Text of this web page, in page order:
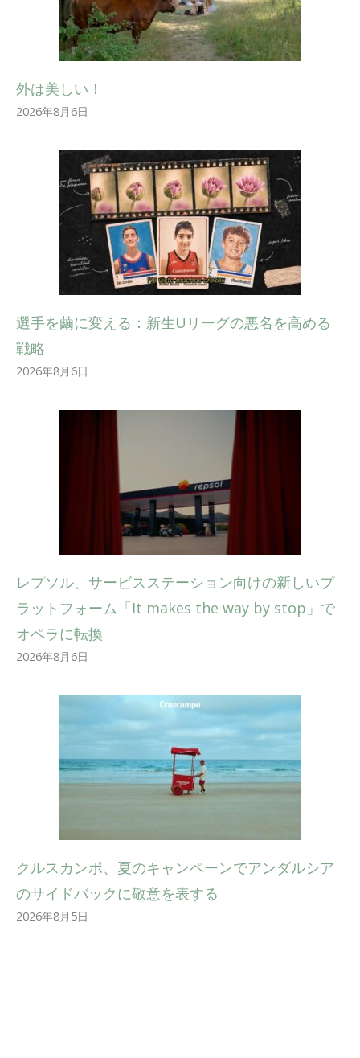
外は美しい！
2026年8月6日
選手を繭に変える：新生Uリーグの悪名を高める
戦略
2026年8月6日
レプソル、サービスステーション向けの新しいプ
ラットフォーム「It makes the way by stop」で
オペラに転換
2026年8月6日
クルスカンポ、夏のキャンペーンでアンダルシア
のサイドバックに敬意を表する
2026年8月5日